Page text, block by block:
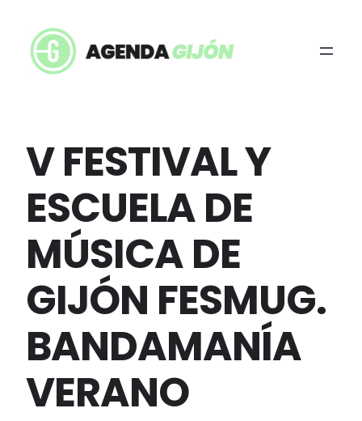
V FESTIVAL Y
ESCUELA DE
MÚSICA DE
GIJÓN FESMUG.
BANDAMANÍA
VERANO